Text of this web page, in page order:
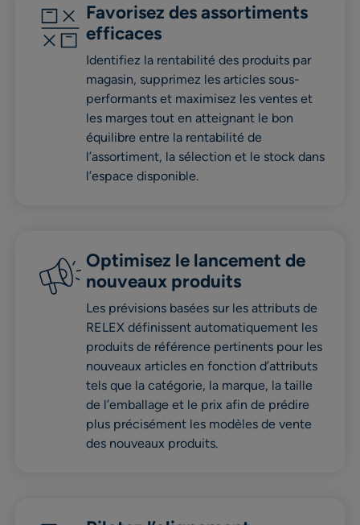
Favorisez des assortiments
efficaces
Identifiez la rentabilité des produits par
magasin, supprimez les articles sous-
performants et maximisez les ventes et
les marges tout en atteignant le bon
équilibre entre la rentabilité de
l’assortiment, la sélection et le stock dans
l’espace disponible.
Optimisez le lancement de
nouveaux produits
Les prévisions basées sur les attributs de
RELEX définissent automatiquement les
produits de référence pertinents pour les
nouveaux articles en fonction d’attributs
tels que la catégorie, la marque, la taille
de l’emballage et le prix afin de prédire
plus précisément les modèles de vente
des nouveaux produits.